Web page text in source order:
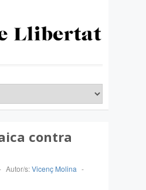
contra
Autor/s:Vicenç Molina -